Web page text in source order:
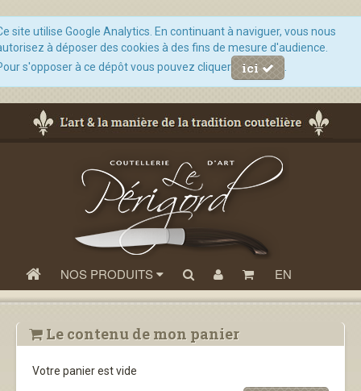
site utilise Google Analytics. En continuant à naviguer, vous nous
à déposer des cookies à des fins de mesure d'audience.
s'opposer à ce dépôt vous pouvez cliquer
ici
NOS PRODUITS EN
Le contenu de mon panier
Votre panier est vide